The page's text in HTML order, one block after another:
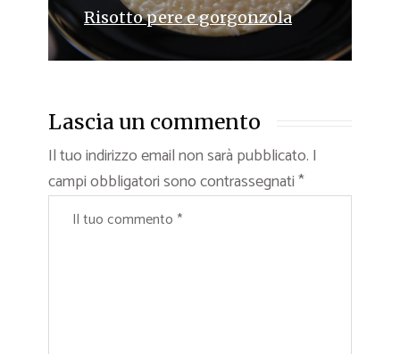
Risotto pere e gorgonzola
Lascia un commento
Il tuo indirizzo email non sarà pubblicato. I
campi obbligatori sono contrassegnati*